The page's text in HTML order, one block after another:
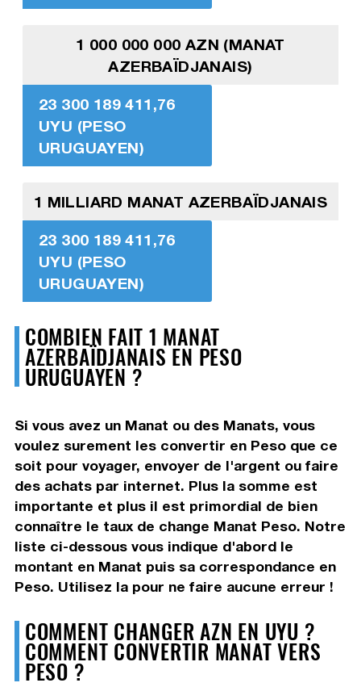
1 000 000 000 AZN (MANAT
AZERBAÏDJANAIS)
23 300 189 411,76
UYU (PESO
URUGUAYEN)
1 MILLIARD MANAT AZERBAÏDJANAIS
23 300 189 411,76
UYU (PESO
URUGUAYEN)
COMBIEN FAIT 1 MANAT
AZERBAÏDJANAIS EN PESO
URUGUAYEN ?
Si vous avez un Manat ou des Manats, vous
voulez surement les convertir en Peso que ce
soit pour voyager, envoyer de l'argent ou faire
des achats par internet. Plus la somme est
importante et plus il est primordial de bien
connaître le taux de change Manat Peso. Notre
liste ci-dessous vous indique d'abord le
montant en Manat puis sa correspondance en
Peso. Utilisez la pour ne faire aucune erreur !
COMMENT CHANGER AZN EN UYU ?
COMMENT CONVERTIR MANAT VERS
PESO ?